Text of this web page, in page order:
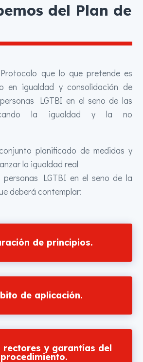
del Plan de
que lo que pretende es
en igualdad y consolidación de
LGTBI en el seno de las
la igualdad y la no
planificado de medidas y
la igualdad real
LGTBI en el seno de la
deberá contemplar:
de principios.
de aplicación.
rectores y garantías del
procedimiento.